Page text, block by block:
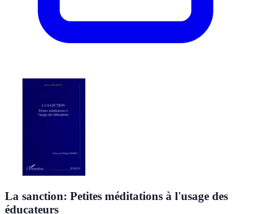
La sanction: Petites méditations à l'usage des
éducateurs